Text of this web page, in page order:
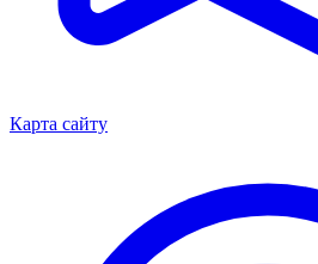
Карта сайту